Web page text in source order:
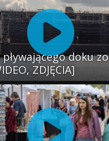
doku
ZDJĘCIA]